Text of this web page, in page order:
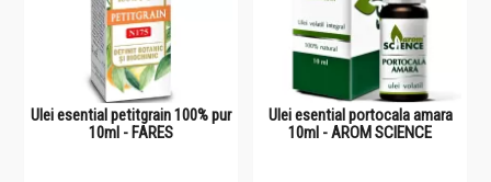
Ulei esential petitgrain 100% pur
10ml - FARES
Ulei esential portocala amara
10ml - AROM SCIENCE